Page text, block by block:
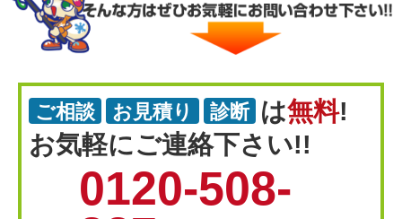
ご相談 お見積り 診断 は無料!
お気軽にご連絡下さい!!
0120-508-